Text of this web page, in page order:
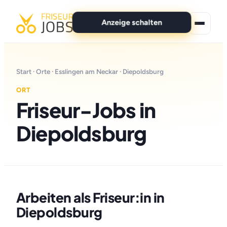
Anzeige schalten
Für Bewerber
Marken
Start ·Orte · Esslingen am Neckar · Diepoldsburg
ORT
Friseur-Jobs in
Diepoldsburg
Arbeiten als Friseur:in in
Diepoldsburg